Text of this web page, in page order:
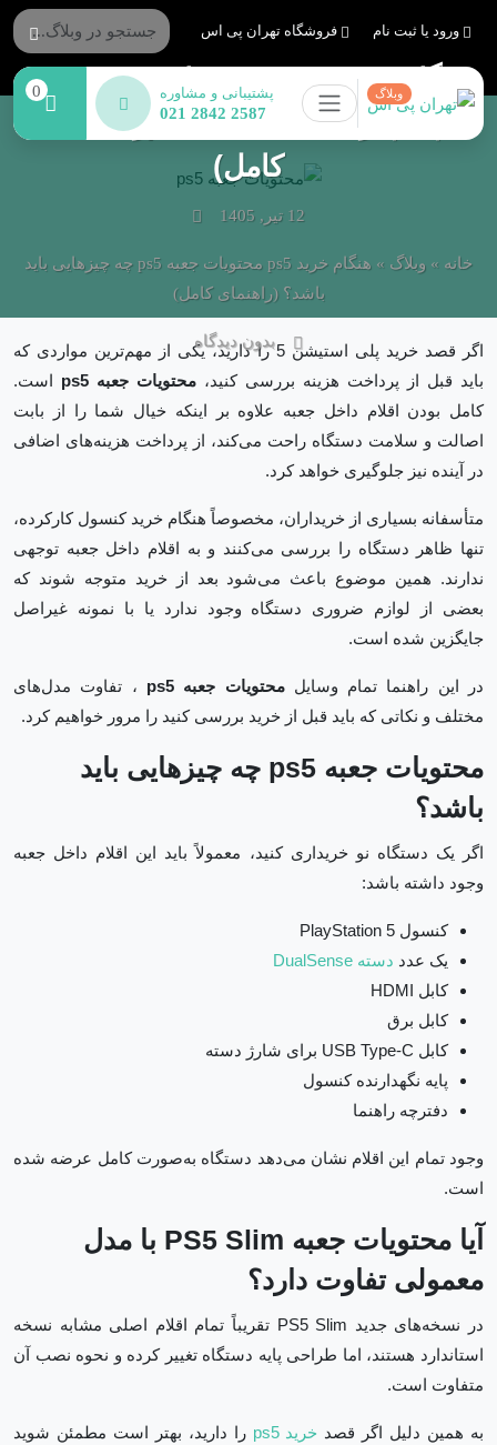
ورود یا ثبت نام فروشگاه تهران پی اس
وبلاگ پشتیبانی و مشاوره
021 2842 2587
0
هنگام خرید ps5 محتویات جعبه ps5
چه چیزهایی باید باشد؟ (راهنمای
کامل)
12 تیر, 1405
خانه » وبلاگ »
هنگام خرید ps5 محتویات جعبه ps5 چه چیزهایی باید
باشد؟ (راهنمای کامل)
بدون دیدگاه
اگر قصد خرید پلی استیشن 5 را دارید، یکی از مهم‌ترین مواردی که
باید قبل از پرداخت هزینه بررسی کنید، محتویات جعبه ps5
است.
کامل بودن اقلام داخل جعبه علاوه بر اینکه خیال شما را از بابت
اصالت و سلامت دستگاه راحت می‌کند، از پرداخت هزینه‌های اضافی
در آینده نیز جلوگیری خواهد کرد.
متأسفانه بسیاری از خریداران، مخصوصاً هنگام خرید کنسول کارکرده،
تنها ظاهر دستگاه را بررسی می‌کنند و به اقلام داخل جعبه توجهی
ندارند. همین موضوع باعث می‌شود بعد از خرید متوجه شوند که
بعضی از لوازم ضروری دستگاه وجود ندارد یا با نمونه غیراصل
جایگزین شده است.
در این راهنما تمام وسایلمحتویات جعبه ps5
، تفاوت مدل‌های
مختلف و نکاتی که باید قبل از خرید بررسی کنید را مرور خواهیم کرد.
محتویات جعبه ps5 چه چیزهایی باید
باشد؟
اگر یک دستگاه نو خریداری کنید، معمولاً باید این اقلام داخل جعبه
وجود داشته باشد:
کنسول PlayStation 5
یک عدد دسته DualSense
کابل HDMI
کابل برق
کابل USB Type-C برای شارژ دسته
پایه نگهدارنده کنسول
دفترچه راهنما
وجود تمام این اقلام نشان می‌دهد دستگاه به‌صورت کامل عرضه شده
است.
آیا محتویات جعبه PS5 Slim با مدل
معمولی تفاوت دارد؟
در نسخه‌های جدید PS5 Slim تقریباً تمام اقلام اصلی مشابه نسخه
استاندارد هستند، اما طراحی پایه دستگاه تغییر کرده و نحوه نصب آن
متفاوت است.
به همین دلیل اگر قصد خرید ps5
را دارید، بهتر است مطمئن شوید